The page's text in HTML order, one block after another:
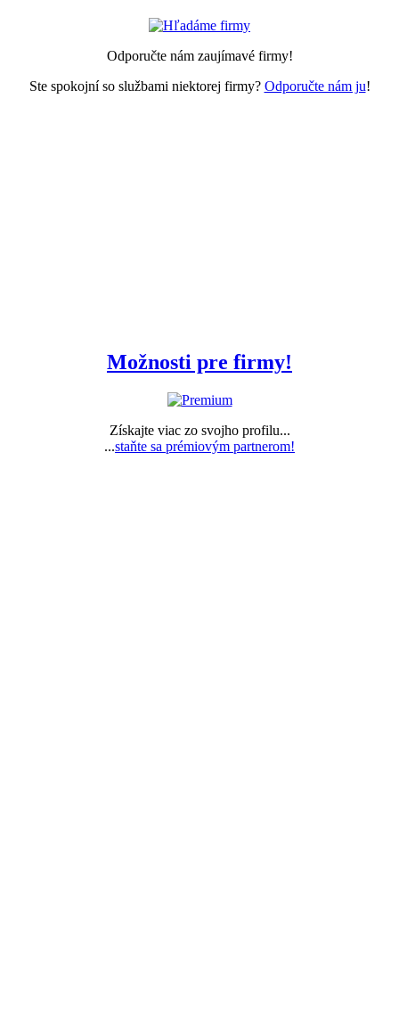
Odporučte nám zaujímavé firmy!
Ste spokojní so službami niektorej firmy? Odporučte nám ju!
Možnosti pre firmy!
Získajte viac zo svojho profilu...
...staňte sa prémiovým partnerom!